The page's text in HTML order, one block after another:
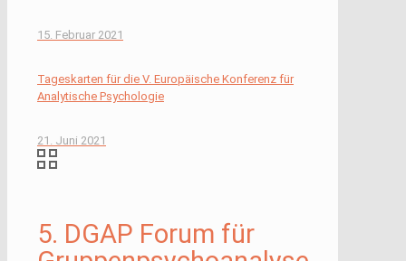
15. Februar 2021
Tageskarten für die V. Europäische Konferenz für
Analytische Psychologie
21. Juni 2021
5. DGAP Forum für